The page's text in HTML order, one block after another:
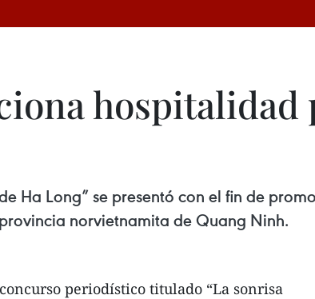
hospitalidad
Ha Long” se presentó con el fin de
norvietnamita de Quang Ninh.
periodístico titulado “La sonrisa